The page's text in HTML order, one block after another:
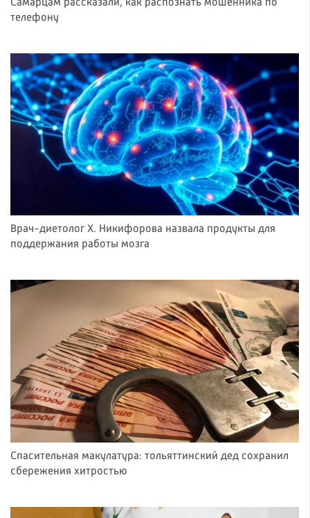
Самарцам рассказали, как распознать мошенника по
телефону
Врач-диетолог Х. Никифорова назвала продукты для
поддержания работы мозга
Спасительная макулатура: тольяттинский дед сохранил
сбережения хитростью